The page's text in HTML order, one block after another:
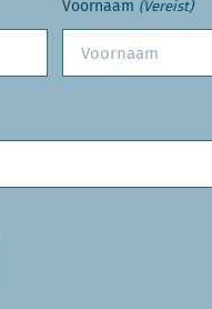
Voornaam (Vereist)